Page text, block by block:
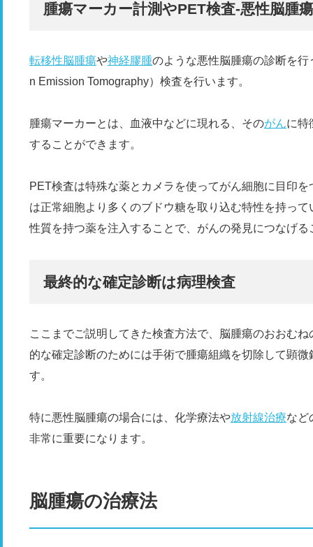
腫瘍マーカー計測やPET検査‐悪性脳腫
転移性脳腫瘍や神経膠腫のような悪性脳腫瘍の診断を
n Emission Tomography）検査を行います。
腫瘍マーカーとは、血液中などに現れる、そのがんに特
することができます。
PET検査は特殊な薬とカメラを使ってがん細胞に目印
は正常細胞より多くのブドウ糖を取り込む特性を持っ
性質を持つ薬を注入することで、がんの発見につなげる
最終的な確定診断は病理検査
ここまでご説明してきた検査方法で、脳腫瘍のおおむ
的な確定診断のためには手術で腫瘍組織を切除して顕
す。
特に悪性脳腫瘍の場合には、化学療法や放射線治療など
非常に重要になります。
脳腫瘍の治療法